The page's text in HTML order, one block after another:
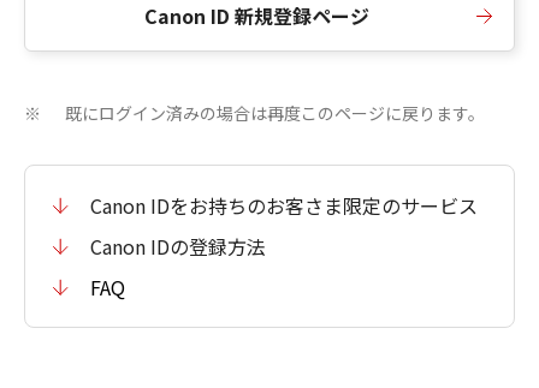
Canon ID 新規登録ページ
※ 既にログイン済みの場合は再度このページに戻ります。
Canon IDをお持ちのお客さま限定のサービス
Canon IDの登録方法
FAQ